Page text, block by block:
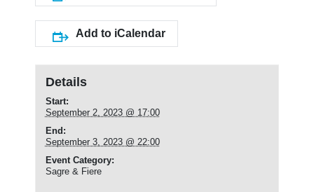
Add to iCalendar
Details
Start:
September 2, 2023 @ 17:00
End:
September 3, 2023 @ 22:00
Event Category:
Sagre & Fiere